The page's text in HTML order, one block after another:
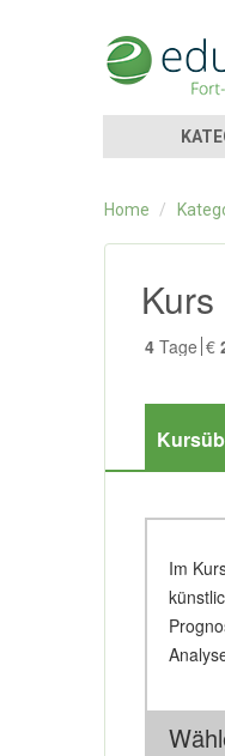
Home /
4 Tage €
Im